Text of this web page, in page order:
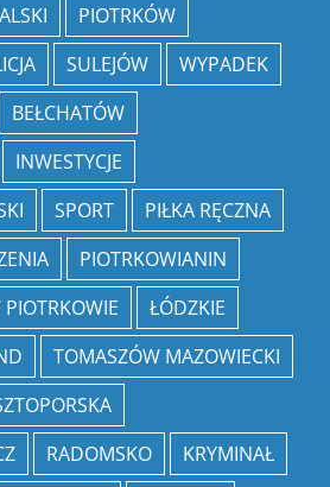
PIOTRKÓW
SULEJÓW
WYPADEK
BEŁCHATÓW
INWESTYCJE
SPORT
PIŁKA RĘCZNA
PIOTRKOWIANIN
ŁÓDZKIE
TOMASZÓW MAZOWIECKI
RADOMSKO
KRYMINAŁ